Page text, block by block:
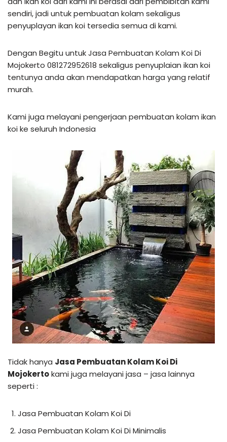
sendiri, jadi untuk pembuatan kolam sekaligus
penyuplayan ikan koi tersedia semua di kami.
Dengan Begitu untuk Jasa Pembuatan Kolam Koi Di
Mojokerto 081272952618 sekaligus penyuplaian ikan koi
tentunya anda akan mendapatkan harga yang relatif
murah.
Kami juga melayani pengerjaan pembuatan kolam ikan
koi ke seluruh Indonesia
Tidak hanya Jasa Pembuatan Kolam Koi Di
Mojokertokami juga melayani jasa – jasa lainnya
seperti :
Jasa Pembuatan Kolam Koi Di
Jasa Pembuatan Kolam Koi Di Minimalis